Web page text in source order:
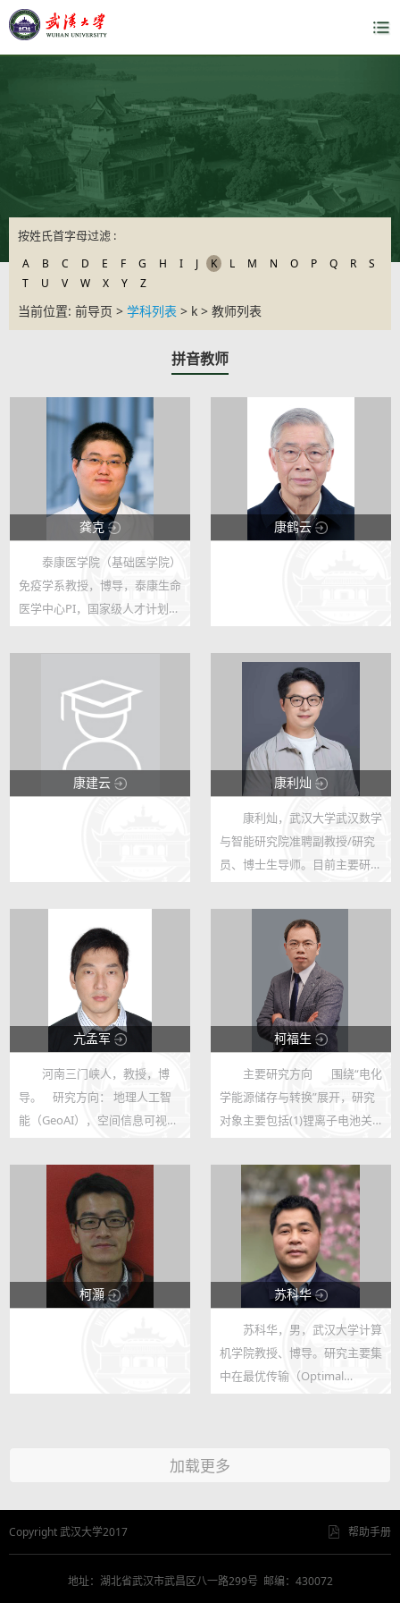
按姓氏首字母过滤 :
A B C D E F G H I J K L M N O P Q R
S
T
U V W X Y Z
当前位置: 前导页 > 学科列表 > k > 教师列表
拼音教师
龚克
123
27
泰康医学院（基础医学院）
免疫学系教授，博导，泰康生命
医学中心PI，国家级人才计划入
http://wbm.whu.edu.cn/info/1
https://tkclms.whu.edu.cn/inf
o/1160/5686.htm
康鹤云
康建云 康利灿
123
86
康利灿，武汉大学武汉数学
与智能研究院准聘副教授/研究
员、博士生导师。目前主要研究
习、强化学习、大语言模型、统
计计算、非参数统计。相关工作
发表在包括Ann. Stat、Nat.
Commun、J....
亢孟军
123
63
河南三门峡人，教授，博
导。 研究方向： 地理人工智
能（GeoAI），空间信息可视
成果被广泛应用于航空机载电子
地图系统装备、全国地名地址普
查以及大型公益/商用电子地
图。参与获得J...
柯福生
123
247
主要研究方向 围绕“电化
学能源储存与转换”展开，研究
对象主要包括(1)锂离子电池关
技术研究其界面过程;(2)电化学
还原氧化C1小分子，如CO2、
CO、CH4等，将电能和C1储存
柯灝 苏科华
123
57
苏科华，男，武汉大学计算
机学院教授、博导。研究主要集
中在最优传输（Optimal
觉、人工智能、医学图像处理等
加载更多
Copyright 武汉大学2017 帮助手册
地址：湖北省武汉市武昌区八一路299号 邮编：430072